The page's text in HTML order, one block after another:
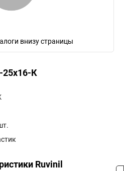
внизу страницы
К
Ruvinil